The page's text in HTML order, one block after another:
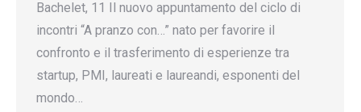
Bachelet, 11 Il nuovo appuntamento del ciclo di
incontri “A pranzo con…” nato per favorire il
confronto e il trasferimento di esperienze tra
startup, PMI, laureati e laureandi, esponenti del
mondo…